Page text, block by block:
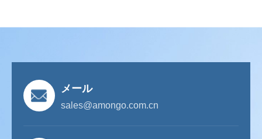
メール
sales@amongo.com.cn